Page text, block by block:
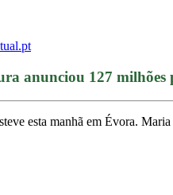
anunciou 127 milhões
esta manhã em Évora.